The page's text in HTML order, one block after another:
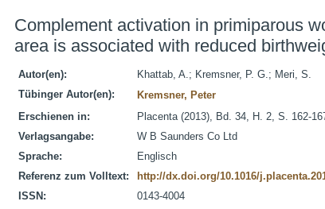
Complement activation in primiparous
area is associated with reduced
Autor(en): Khattab, A.; Kremsner, P. G.; Meri, S.
Tübinger Autor(en):
Kremsner, Peter
Erschienen in:
Placenta (2013), Bd. 34, H. 2, S. 162-
Verlagsangabe:
W B Saunders Co Ltd
Sprache:
Englisch
Referenz zum Volltext:
http://dx.doi.org/10.1016/
ISSN:
0143-4004